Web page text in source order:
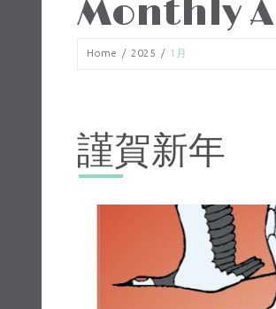
Monthly
Home 2025 1月
謹賀新年